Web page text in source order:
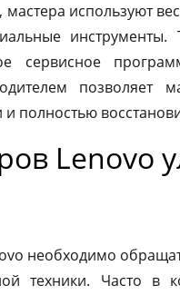
используют
инструменты.
сервисное
позволяет
полностью
Lenovo
необходимо
техники. Часто в